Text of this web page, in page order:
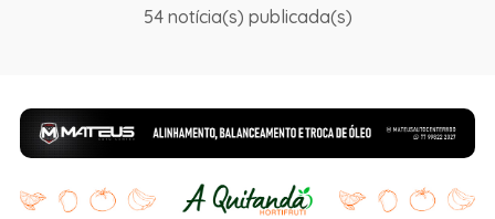
54 notícia(s) publicada(s)